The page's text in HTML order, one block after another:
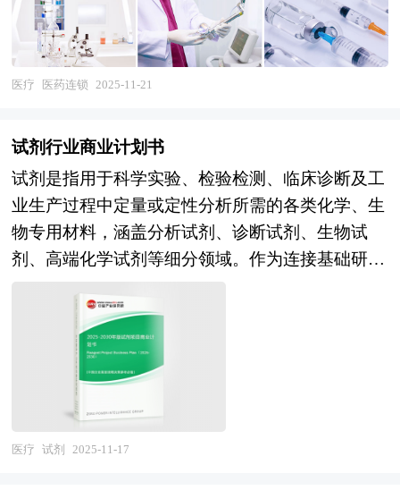
化的管理模式，将分散的药店整合为统一运营的整
体，实现资源共享与规模效益。 从运营模式看，
医药连锁主要分为直营连锁、加盟连锁和自由连锁
锁则通过授权品牌、管理系统等方式，允许符合条
件的单体药店加入连锁体系，共享品牌资源与采购
优势；自由连锁则由多个独立药店自愿组成联盟，
在保持各自经营自主权的同时，通过联合采购、配
送等方式降低成本。 医药连锁的优势显著。一方
采购成本，确保药品质量与供应稳定性；另一方
面，标准化管理流程与统一的服务规范有助于提升
消费者信任度，增强品牌竞争力。此外，连锁药店
的广泛布局（如深入社区、城乡结合部）使消费者
能够更便捷地获取药品与健康服务，进一步巩固了
其在零售终端的市场地位。 风险投资是在创业企
医疗 医药连锁 2025-11-21
试剂行业商业计划书
试剂是指用于科学实验、检验检测、临床诊断及工
业生产过程中定量或定性分析所需的各类化学、生
物专用材料，涵盖分析试剂、诊断试剂、生物试
剂、高端化学试剂等细分领域。作为连接基础研究
药、精准医疗、食品安全、环境监测及新材料研发
等战略性新兴产业发展的底层基础设施。其核心价
值不仅在于为科研与生产提供标准化、高纯度
的"刻度尺"与"催化剂"，更通过技术壁垒与质量稳
定性直接影响下游创新活动的可重复性与数据可靠
性。在科技自立自强与产业链安全可控的双重战略
医疗 试剂 2025-11-17